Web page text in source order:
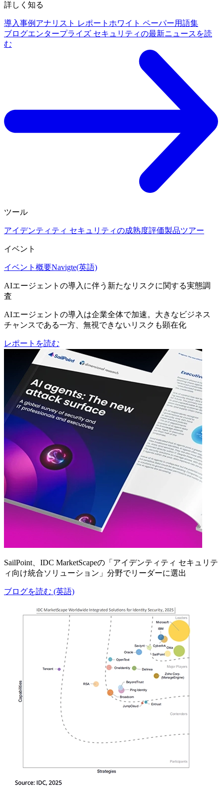
詳しく知る
導入事例 アナリスト レポート ホワイト ペーパー用語集
ブログエンタープライズ セキュリティの最新ニュースを読
む
ツール
アイデンティティ セキュリティの成熟度評価製品ツアー
イベント
イベント概要Navigte(英語)
AIエージェントの導入に伴う新たなリスクに関する実態調
査
AIエージェントの導入は企業全体で加速。大きなビジネス
チャンスである一方、無視できないリスクも顕在化
レポートを読む
SailPoint、IDC MarketScapeの「アイデンティティ セキュリテ
ィ向け統合ソリューション」分野でリーダーに選出
ブログを読む (英語)